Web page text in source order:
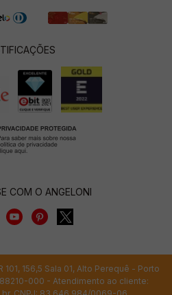
COM O ANGELONI
156,5 Sala 01, Alto Perequê - Porto
000 - Atendimento ao cliente: